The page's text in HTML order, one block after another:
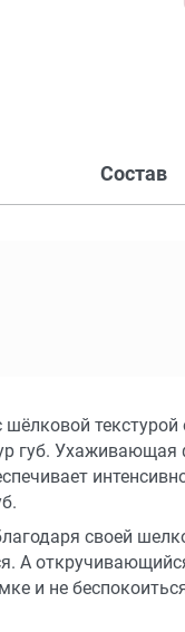
Состав
губ.
своей
А
и не